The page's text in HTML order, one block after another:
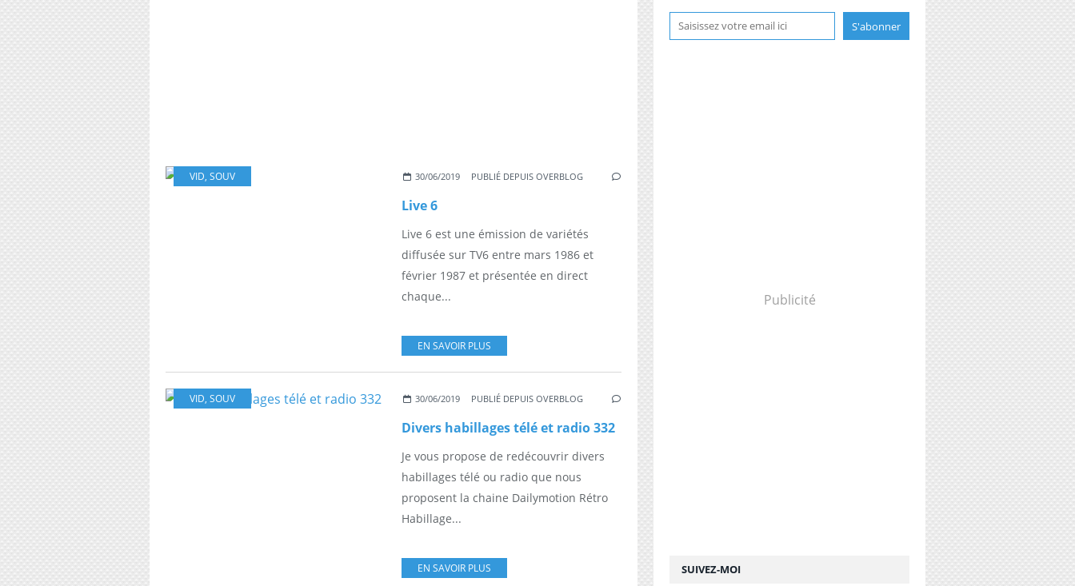
VID, SOUV 30/06/2019 PUBLIÉ DEPUIS OVERBLOG
Live 6
Live 6 est une émission de variétés
diffusée sur TV6 entre mars 1986 et
février 1987 et présentée en direct
chaque...
EN SAVOIR PLUS
VID, SOUV 30/06/2019 PUBLIÉ DEPUIS OVERBLOG
Divers habillages télé et radio 332
Je vous propose de redécouvrir divers
habillages télé ou radio que nous
proposent la chaine Dailymotion Rétro
Habillage...
EN SAVOIR PLUS SUIVEZ-MOI
Publicité